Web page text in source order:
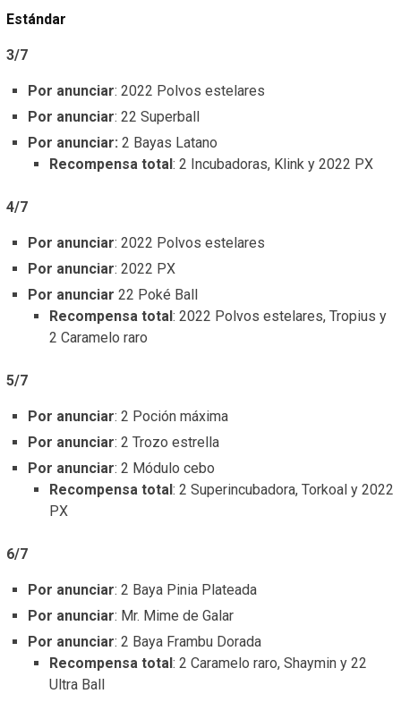
Estándar
3/7
Por anunciar: 2022 Polvos estelares
Por anunciar: 22 Superball
Por anunciar: 2 Bayas Latano
Recompensa total: 2 Incubadoras, Klink y 2022 PX
4/7
Por anunciar: 2022 Polvos estelares
Por anunciar: 2022 PX
Por anunciar 22 Poké Ball
Recompensa total: 2022 Polvos estelares, Tropius y
2 Caramelo raro
5/7
Por anunciar: 2 Poción máxima
Por anunciar: 2 Trozo estrella
Por anunciar: 2 Módulo cebo
Recompensa total: 2 Superincubadora, Torkoal y 2022
PX
6/7
Por anunciar: 2 Baya Pinia Plateada
Por anunciar: Mr. Mime de Galar
Por anunciar: 2 Baya Frambu Dorada
Recompensa total: 2 Caramelo raro, Shaymin y 22
Ultra Ball